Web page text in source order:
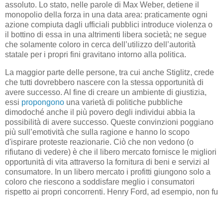
assoluto. Lo stato, nelle parole di Max Weber, detiene il
monopolio della forza in una data area: praticamente ogni
azione compiuta dagli ufficiali pubblici introduce violenza o
il bottino di essa in una altrimenti libera società; ne segue
che solamente coloro in cerca dell’utilizzo dell’autorità
statale per i propri fini gravitano intorno alla politica.
La maggior parte delle persone, tra cui anche Stiglitz, crede
che tutti dovrebbero nascere con la stessa opportunità di
avere successo. Al fine di creare un ambiente di giustizia,
essi propongono una varietà di politiche pubbliche
dimodoché anche il più povero degli individui abbia la
possibilità di avere successo. Queste convinzioni poggiano
più sull’emotività che sulla ragione e hanno lo scopo
d'ispirare proteste reazionarie. Ciò che non vedono (o
rifiutano di vedere) è che il libero mercato fornisce le migliori
opportunità di vita attraverso la fornitura di beni e servizi al
consumatore. In un libero mercato i profitti giungono solo a
coloro che riescono a soddisfare meglio i consumatori
rispetto ai propri concorrenti. Henry Ford, ad esempio, non fu